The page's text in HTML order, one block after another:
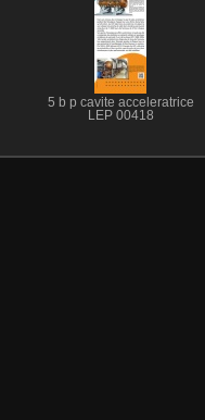
5 b p cavite acceleratrice
LEP 00418